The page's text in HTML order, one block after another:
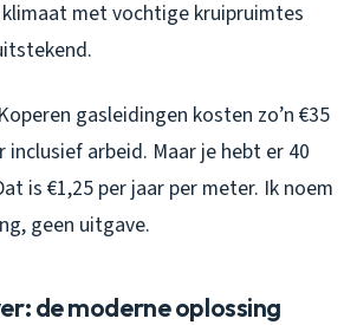
met vochtige kruipruimtes
gasleidingen kosten zo’n €35
arbeid. Maar je hebt er 40
is €1,25 per jaar per meter. Ik noem
geen uitgave.
de moderne oplossing